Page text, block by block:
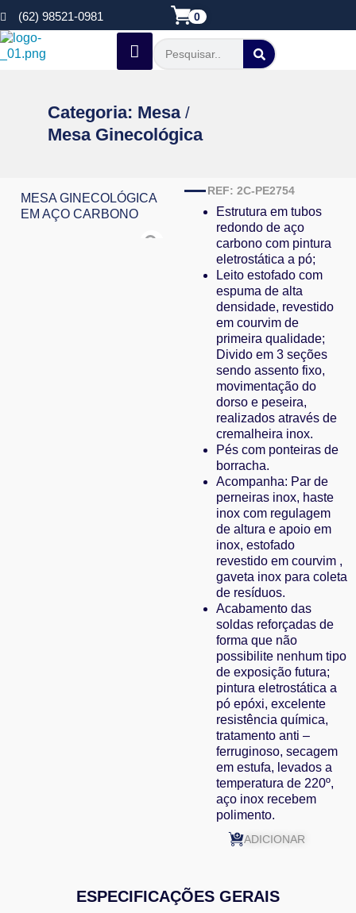
(62) 98521-0981 0
Categoria: Mesa/
Mesa Ginecológica
MESA GINECOLÓGICA
EM AÇO CARBONO
REF: 2C-PE2754
Estrutura em tubos
redondo de aço
carbono com pintura
eletrostática a pó;
Leito estofado com
espuma de alta
densidade, revestido
em courvim de
primeira qualidade;
Divido em 3 seções
sendo assento fixo,
movimentação do
dorso e peseira,
realizados através de
cremalheira inox.
Pés com ponteiras de
borracha.
Acompanha: Par de
perneiras inox, haste
inox com regulagem
de altura e apoio em
inox, estofado
revestido em courvim ,
gaveta inox para coleta
de resíduos.
Acabamento das
soldas reforçadas de
forma que não
possibilite nenhum tipo
de exposição futura;
pintura eletrostática a
pó epóxi, excelente
resistência química,
tratamento anti –
ferruginoso, secagem
em estufa, levados a
temperatura de 220º,
aço inox recebem
polimento.
ADICIONAR
ESPECIFICAÇÕES GERAIS